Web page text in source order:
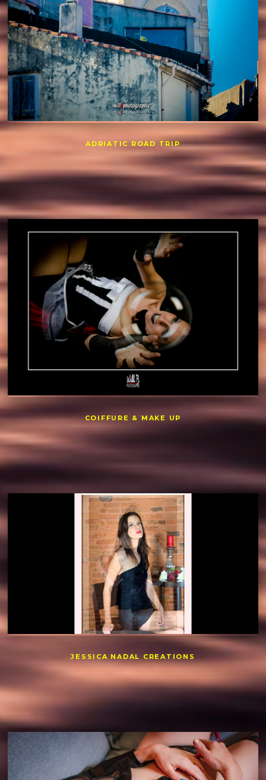
ADRIATIC ROAD TRIP
COIFFURE & MAKE UP
JESSICA NADAL CREATIONS